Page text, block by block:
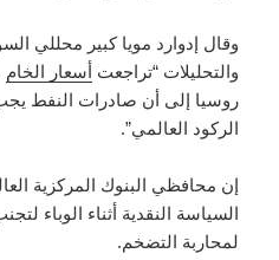
وقال إدوارد مويا كبير محللي
والتحليلات “تراجعت أسعار الخام
روسيا إلى أن صادرات النفط
الركود العالمي”.
إن محافظي البنوك المركزية
السياسة النقدية أثناء الوباء
لمحاربة التضخم.